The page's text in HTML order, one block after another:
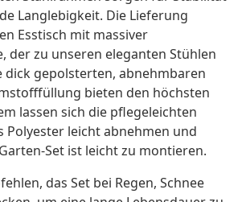
Langlebigkeit. Die Lieferung
Esstisch mit massiver
der zu unseren eleganten Stühlen
dick gepolsterten, abnehmbaren
bieten den höchsten
lassen sich die pflegeleichten
Polyester leicht abnehmen und
Set ist leicht zu montieren.
das Set bei Regen, Schnee